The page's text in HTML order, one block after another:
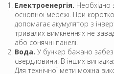
Електроенергія. Необхідно
основної мережі. При
допомагає акумулятор з
тривалих вимкненнях не
або сонячні панелі.
Вода. У бункер бажано
свердловини. В інших
Для технічної мети можна